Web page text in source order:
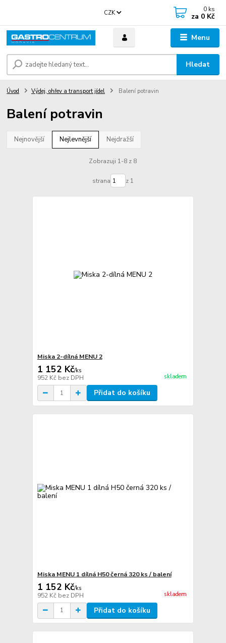
Menu
CZK
Hledat
0 ks
za 0 Kč
Úvod Výdej, ohřev a transport jídel Balení potravin
Balení potravin
Nejnovější Nejlevnější Nejdražší
Zobrazuji 1-8 z 8
strana z 1
Miska 2-dílná MENU 2
1 152 Kč/ks
952 Kč bez DPH skladem
Přidat do košíku
Miska MENU 1 dílná H50 černá 320 ks / balení
1 152 Kč/ks
952 Kč bez DPH skladem
Přidat do košíku